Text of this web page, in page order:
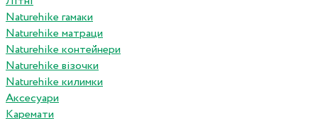
Naturehike гамаки
Naturehike матраци
Naturehike контейнери
Naturehike візочки
Naturehike килимки
Аксесуари
Каремати